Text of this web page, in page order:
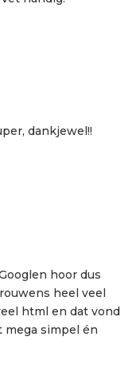
dankjewel!!
hoor dus
heel veel
html en dat vond
mega simpel én